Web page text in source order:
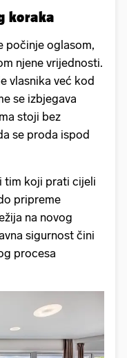
koraka
počinje oglasom,
njene vrijednosti.
vlasnika već kod
se izbjegava
stoji bez
se proda ispod
tim koji prati cijeli
pripreme
na novog
sigurnost čini
procesa